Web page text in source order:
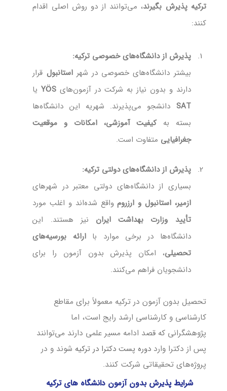
ترکیه پذیرش بگیرند، می‌توانند از دو روش اصلی اقدام
کنند:
پذیرش از دانشگاه‌های خصوصی ترکیه:
بیشتر دانشگاه‌های خصوصی در شهراستانبول قرار
دارند و بدون نیاز به شرکت در آزمون‌های YÖSیا
SAT دانشجو می‌پذیرند. شهریه این دانشگاه‌ها
بسته بهکیفیت آموزشی، امکانات و موقعیت
جغرافیایی متفاوت است.
پذیرش از دانشگاه‌های دولتی ترکیه:
بسیاری از دانشگاه‌های دولتی معتبر در شهرهای
ازمیر، استانبول و ارزرومواقع شده‌اند و اغلب مورد
تأیید وزارت بهداشت ایران نیز هستند. این
دانشگاه‌ها در برخی موارد باارائه بورسیه‌های
تحصیلی، امکان پذیرش بدون آزمون را برای
دانشجویان فراهم می‌کنند.
تحصیل بدون آزمون در ترکیه معمولاً برای مقاطع
کارشناسی و کارشناسی ارشد رایج است، اما
پژوهشگرانی که قصد ادامه مسیر علمی دارند می‌توانند
پس از دکترا وارد دوره‌ پست‌ دکترا در ترکیه شوند و در
پروژه‌های تحقیقاتی شرکت کنند.
شرایط پذیرش بدون آزمون دانشگاه‌ های ترکیه